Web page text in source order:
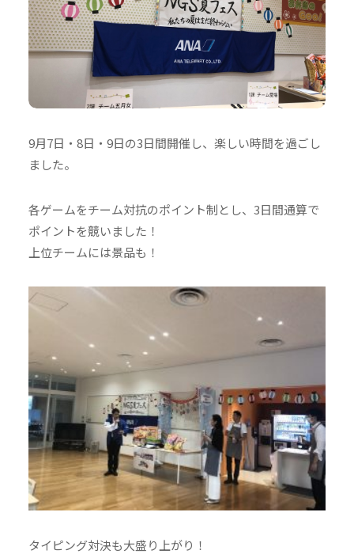
9月7日・8日・9日の3日間開催し、楽しい時間を過ごし
ました。
各ゲームをチーム対抗のポイント制とし、3日間通算で
ポイントを競いました！
上位チームには景品も！
タイピング対決も大盛り上がり！